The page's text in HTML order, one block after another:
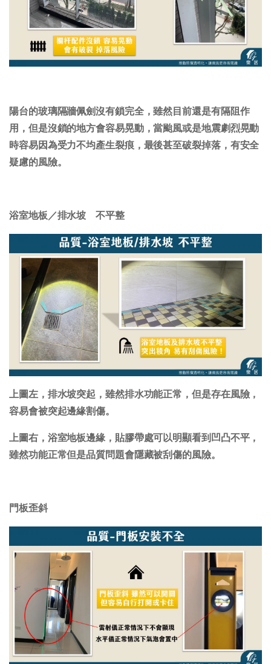
陽台的玻璃隔牆佩劍沒有鎖完全，雖然目前還是有隔阻作
用，但是沒鎖的地方會容易晃動，當颱風或是地震劇烈晃動
時容易因為受力不均產生裂痕，最後甚至破裂掉落，有安全
疑慮的風險。
浴室地板／排水坡 不平整
上圖左，排水坡突起，雖然排水功能正常，但是存在風險，
容易會被突起邊緣割傷。
上圖右，浴室地板邊緣，貼膠帶處可以明顯看到凹凸不平，
雖然功能正常但是品質問題會隱藏被刮傷的風險。
門板歪斜